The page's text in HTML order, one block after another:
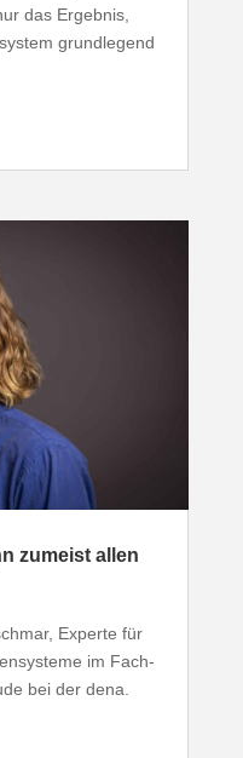
das Ergebnis,
grund­legend
zumeist allen
Experte für
im Fach­
bei der dena.